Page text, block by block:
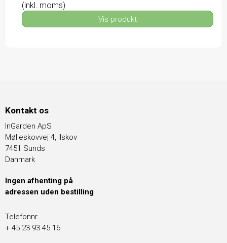
(inkl. moms)
Vis produkt
Kontakt os
InGarden ApS
Mølleskovvej 4, Ilskov
7451 Sunds
Danmark
Ingen afhenting på
adressen uden bestilling
Telefonnr.
+ 45 23 93 45 16